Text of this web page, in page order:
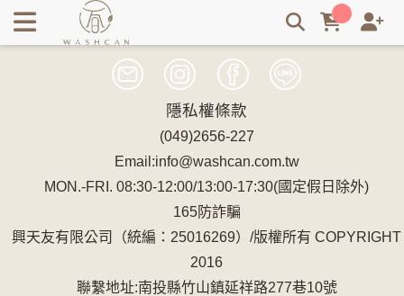
Journey™ | Mobility & Travel Partners | Washcan Circular
Tourism Network | Washcan瓦士肯
隱私權條款
(049)2656-227
Email:info@washcan.com.tw
MON.-FRI. 08:30-12:00/13:00-17:30(國定假日除外)
165防詐騙
興天友有限公司（統編：25016269）/版權所有 COPYRIGHT
2016
聯繫地址:南投縣竹山鎮延祥路277巷10號